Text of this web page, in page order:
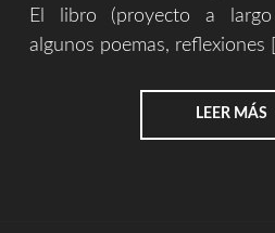
El libro (proyecto a
algunos poemas, reflexiones
LEER MÁS